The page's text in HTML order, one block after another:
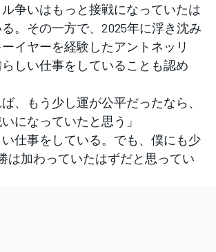
争いはもっと接戦になっていたは
。その一方で、2025年に浮き沈み
イヤーを経験したアントネッリ
しい仕事をしていることも認め
ば、もう少し運が公平だったなら、
になっていたと思う」
い仕事をしている。でも、僕にも少
は加わっていたはずだと思ってい